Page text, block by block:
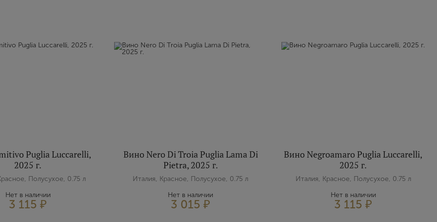
Puglia Luccarelli,
2025 г.
Полусухое, 0.75 л
Нет в наличии
3 115 ₽
Вино Nero Di Troia Puglia Lama Di
Pietra, 2025 г.
Италия, Красное, Полусухое, 0.75 л
Нет в наличии
3 015 ₽
Вино Negroamaro Puglia Luccarelli,
2025 г.
Италия, Красное, Полусухое, 0.75 л
Нет в наличии
3 115 ₽